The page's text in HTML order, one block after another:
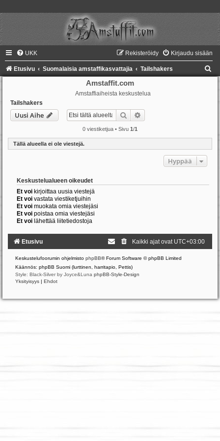
UKK Kirjaudu sisään
Rekisteröidy
Etusivu Suomalaisia amstaffikasvattajia Tailshakers
Amstaffit.com
Amstaffiaiheista keskustelua
Tailshakers
Uusi Aihe Etsi
0 viestiketjua • Sivu 1/1
Tällä alueella ei ole viestejä.
Hyppää
Keskustelualueen oikeudet
Et voi kirjoittaa uusia viestejä
Et voi vastata viestiketjuihin
Et voi muokata omia viestejäsi
Et voi poistaa omia viestejäsi
Et voi lähettää liitetiedostoja
Etusivu Kaikki ajat ovat UTC+03:00
Keskustelufoorumin ohjelmisto phpBB® Forum Software © phpBB Limited
Käännös: phpBB Suomi (lurttinen, harritapio, Pettis)
Style: Black-Silver by Joyce&Luna phpBB-Style-Design
Yksityisyys | Ehdot